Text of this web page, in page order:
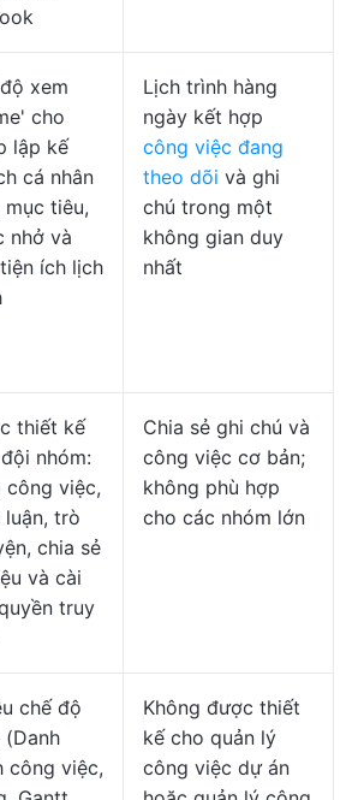
xem
cho
lập kế
cá nhân
mục tiêu,
nhở và
ích lịch
Lịch trình hàng
ngày kết hợp
công việc đang
theo dõi và ghi
chú trong một
không gian duy
nhất
thiết kế
nhóm:
công việc,
luận, trò
chia sẻ
và cài
truy
Chia sẻ ghi chú và
công việc cơ bản;
không phù hợp
cho các nhóm lớn
chế độ
(Danh
công việc,
Không được thiết
kế cho quản lý
công việc dự án